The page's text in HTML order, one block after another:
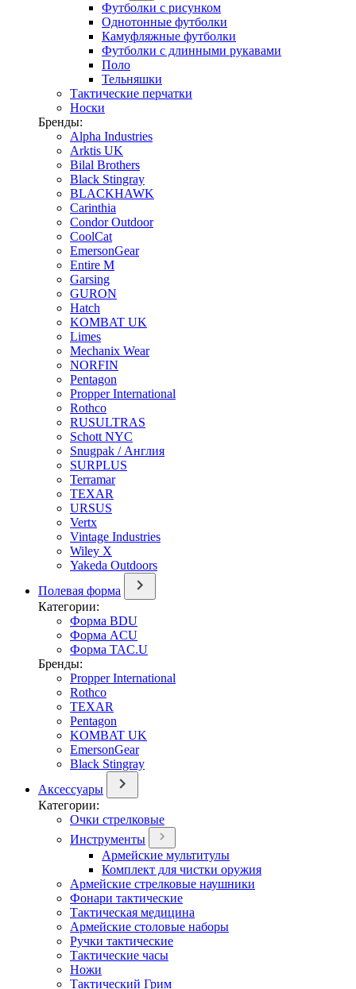
Футболки с рисунком
Однотонные футболки
Камуфляжные футболки
Футболки с длинными рукавами
Поло
Тельняшки
Тактические перчатки
Носки
Бренды:
Alpha Industries
Arktis UK
Bilal Brothers
Black Stingray
BLACKHAWK
Carinthia
Condor Outdoor
CoolCat
EmersonGear
Entire M
Garsing
GURON
Hatch
KOMBAT UK
Limes
Mechanix Wear
NORFIN
Pentagon
Propper International
Rothco
RUSULTRAS
Schott NYC
Snugpak / Англия
SURPLUS
Terramar
TEXAR
URSUS
Vertx
Vintage Industries
Wiley X
Yakeda Outdoors
Полевая форма
Категории:
Форма BDU
Форма ACU
Форма TAC.U
Бренды:
Propper International
Rothco
TEXAR
Pentagon
KOMBAT UK
EmersonGear
Black Stingray
Аксессуары
Категории:
Очки стрелковые
Инструменты
Армейские мультитулы
Комплект для чистки оружия
Армейские стрелковые наушники
Фонари тактические
Тактическая медицина
Армейские столовые наборы
Ручки тактические
Тактические часы
Ножи
Тактический Грим